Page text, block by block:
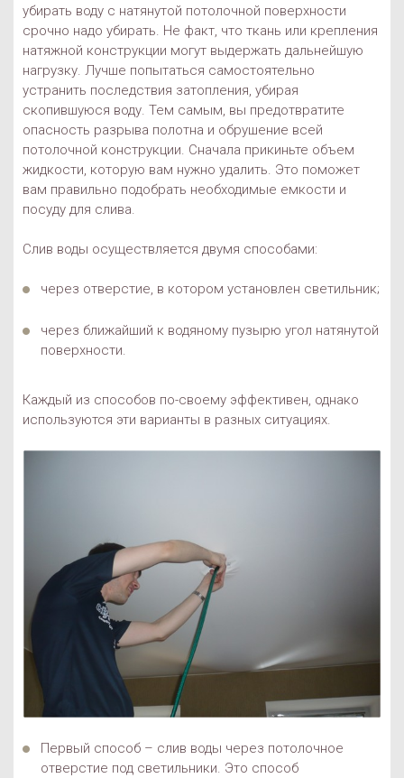
убирать воду с натянутой потолочной поверхности
срочно надо убирать. Не факт, что ткань или крепления
натяжной конструкции могут выдержать дальнейшую
нагрузку. Лучше попытаться самостоятельно
устранить последствия затопления, убирая
скопившуюся воду. Тем самым, вы предотвратите
опасность разрыва полотна и обрушение всей
потолочной конструкции. Сначала прикиньте объем
жидкости, которую вам нужно удалить. Это поможет
вам правильно подобрать необходимые емкости и
посуду для слива.
Слив воды осуществляется двумя способами:
через отверстие, в котором установлен светильник;
через ближайший к водяному пузырю угол натянутой
поверхности.
Каждый из способов по-своему эффективен, однако
используются эти варианты в разных ситуациях.
Первый способ – слив воды через потолочное
отверстие под светильники. Это способ